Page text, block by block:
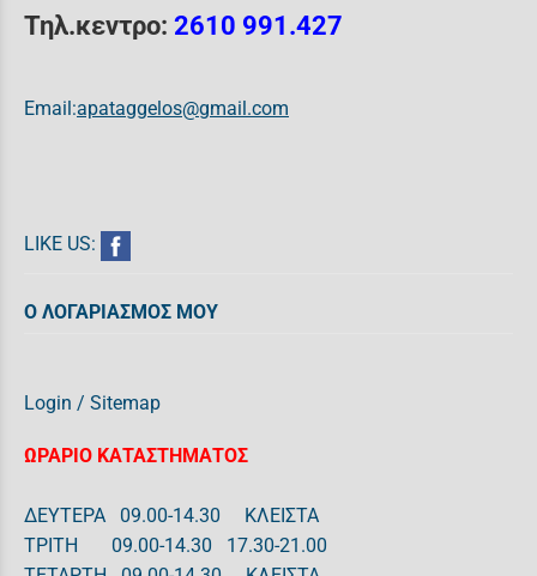
Τηλ.κεντρο: 2610 991.427
Email:apataggelos@gmail.com
LIKE US:
Ο ΛΟΓΑΡΙΑΣΜΟΣ ΜΟΥ
Login / Sitemap
ΩΡΑΡΙΟ ΚΑΤΑΣΤΗΜΑΤΟΣ
ΔΕΥΤΕΡΑ 09.00-14.30 ΚΛΕΙΣΤΑ
ΤΡΙΤΗ 09.00-14.30 17.30-21.00